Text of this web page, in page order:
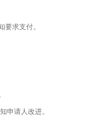
要求支付。
申请人改进。